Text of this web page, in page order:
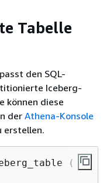
Tabelle
den SQL-
Iceberg-
können diese
der Athena-Konsole
erstellen.
(